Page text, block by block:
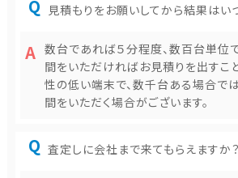
見積もりをお願いしてから結果はい
数台であれば５分程度、数百台単位
間をいただければお見積りを出すこ
性の低い端末で、数千台ある場合で
間をいただく場合がございます。
査定しに会社まで来てもらえますか？